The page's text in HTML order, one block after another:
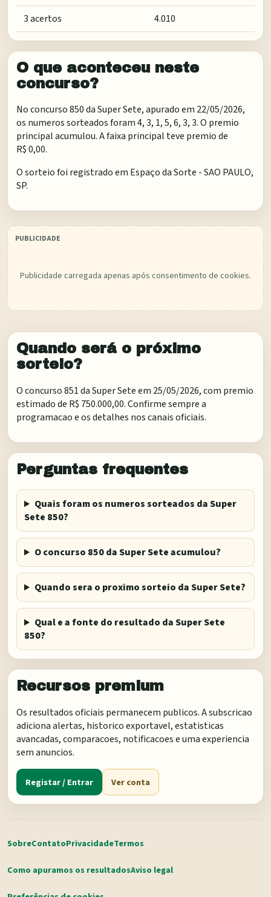
3 acertos
4.010
O que aconteceu neste
concurso?
No concurso 850 da Super Sete, apurado em 22/05/2026,
os numeros sorteados foram 4, 3, 1, 5, 6, 3, 3. O premio
principal acumulou. A faixa principal teve premio de
R$ 0,00.
O sorteio foi registrado em Espaço da Sorte - SAO PAULO,
SP.
Publicidade carregada apenas após consentimento de cookies.
Quando será o próximo
sorteio?
O concurso 851 da Super Sete em 25/05/2026, com premio
estimado de R$ 750.000,00. Confirme sempre a
programacao e os detalhes nos canais oficiais.
Perguntas frequentes
Quais foram os numeros sorteados da Super
Sete 850?
O concurso 850 da Super Sete acumulou?
Quando sera o proximo sorteio da Super Sete?
Qual e a fonte do resultado da Super Sete
850?
Recursos premium
Os resultados oficiais permanecem publicos. A subscricao
adiciona alertas, historico exportavel, estatisticas
avancadas, comparacoes, notificacoes e uma experiencia
sem anuncios.
Registar / Entrar Ver conta
SobreContatoPrivacidadeTermos
Como apuramos os resultadosAviso legal